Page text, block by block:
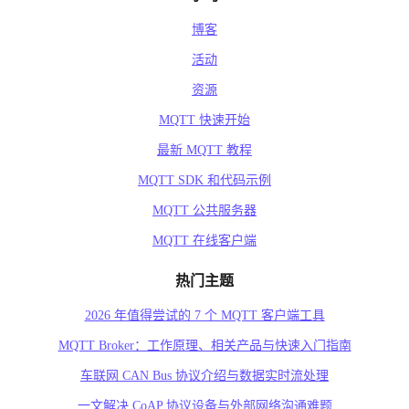
博客
活动
资源
MQTT 快速开始
最新 MQTT 教程
MQTT SDK 和代码示例
MQTT 公共服务器
MQTT 在线客户端
热门主题
2026 年值得尝试的 7 个 MQTT 客户端工具
MQTT Broker：工作原理、相关产品与快速入门指南
车联网 CAN Bus 协议介绍与数据实时流处理
一文解决 CoAP 协议设备与外部网络沟通难题